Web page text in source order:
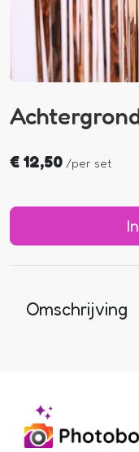
€ 12,50 /per set
Omschrijving